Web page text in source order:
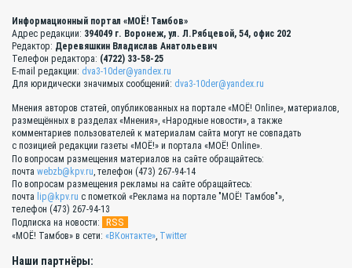
Информационный портал «МОЁ! Тамбов»
Адрес редакции: 394049 г. Воронеж, ул. Л.Рябцевой, 54, офис 202
Редактор: Деревяшкин Владислав Анатольевич
Телефон редактора: (4722) 33-58-25
E-mail редакции: dva3-10der@yandex.ru
Для юридически значимых сообщений: dva3-10der@yandex.ru
Мнения авторов статей, опубликованных на портале «МОЁ! Online», материалов,
размещённых в разделах «Мнения», «Народные новости», а также
комментариев пользователей к материалам сайта могут не совпадать
с позицией редакции газеты «МОЁ!» и портала «МОЁ! Online».
По вопросам размещения материалов на сайте обращайтесь:
почта webzb@kpv.ru, телефон (473) 267-94-14
По вопросам размещения рекламы на сайте обращайтесь:
почта lip@kpv.ru с пометкой «Реклама на портале "МОЁ! Тамбов"»,
телефон (473) 267-94-13
Подписка на новости:
RSS
«МОЁ! Тамбов» в сети: «ВКонтакте», Twitter
Наши партнёры: